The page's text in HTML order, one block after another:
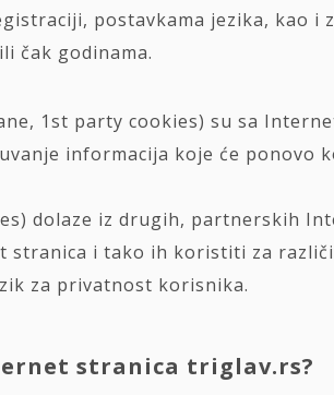
postavkama jezika, kao
čak godinama.
1st party cookies) su sa
informacija koje će
dolaze iz drugih, partnerskih
i tako ih koristiti za
za privatnost korisnika.
stranica triglav.rs?